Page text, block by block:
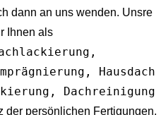
dann an uns wenden. Unsre
Ihnen als
Hausdach
Dachreinigung
der persönlichen Fertigungen,